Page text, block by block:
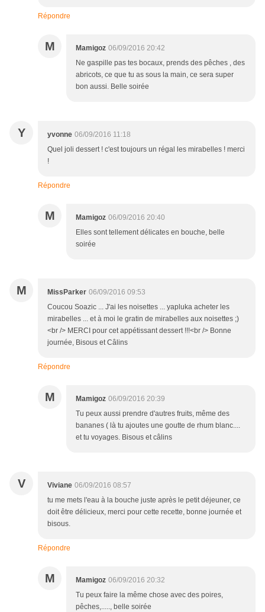
Répondre
M Mamigoz 06/09/2016 20:42
Ne gaspille pas tes bocaux, prends des pêches , des
abricots, ce que tu as sous la main, ce sera super
bon aussi. Belle soirée
Y yvonne 06/09/2016 11:18
Quel joli dessert ! c'est toujours un régal les mirabelles ! merci
!
Répondre
M Mamigoz 06/09/2016 20:40
Elles sont tellement délicates en bouche, belle
soirée
M MissParker 06/09/2016 09:53
Coucou Soazic ... J'ai les noisettes ... yapluka acheter les
mirabelles ... et à moi le gratin de mirabelles aux noisettes ;)
<br /> MERCI pour cet appétissant dessert !!!<br /> Bonne
journée, Bisous et Câlins
Répondre
M Mamigoz 06/09/2016 20:39
Tu peux aussi prendre d'autres fruits, même des
bananes ( là tu ajoutes une goutte de rhum blanc....
et tu voyages. Bisous et câlins
V Viviane 06/09/2016 08:57
tu me mets l'eau à la bouche juste après le petit déjeuner, ce
doit être délicieux, merci pour cette recette, bonne journée et
bisous.
Répondre
M Mamigoz 06/09/2016 20:32
Tu peux faire la même chose avec des poires,
pêches,....., belle soirée